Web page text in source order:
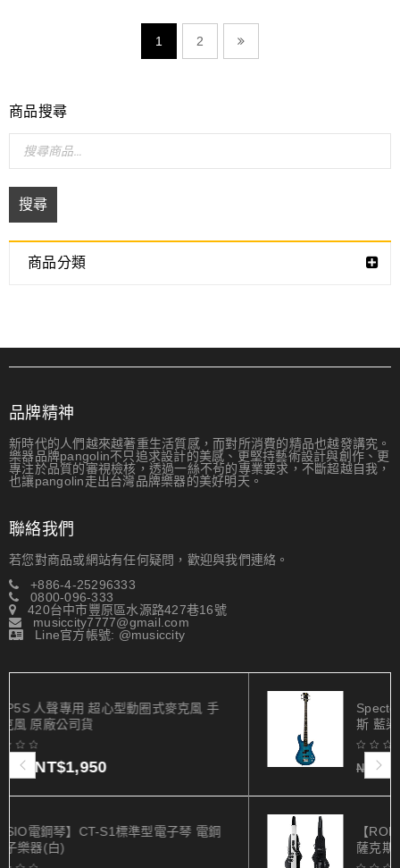
1 2
商品搜尋
搜尋
商品分類
品牌精神
新時代的人們越來越著重生活質感，而對所消費的精品也越發講究。
樂器品牌pangolin不只追求設計的美感、更堅持藝術設計與創作、更
專注於品質的審視檢核，透過一絲不茍的專業要求，不斷超越自我，
也讓pangolin走出台灣品牌樂器的美好明天。
聯絡我們
若您對商品或網站有任何疑問，歡迎與我們連絡。
+886-4-25296333
0800-096-333
420台中市豐原區水源路427巷16號
musiccity7777@gmail.com
Line官方帳號: @musiccity
Spector LG4STBLS 經典傳奇 四弦 標準電貝
18,800
【ROLAND】AE-20 數位吹管 薩克斯風 數位